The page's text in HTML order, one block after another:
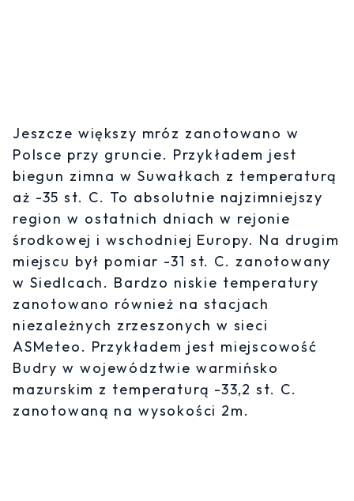
Jeszcze większy mróz zanotowano w
Polsce przy gruncie. Przykładem jest
biegun zimna w Suwałkach z temperaturą
aż -35 st. C. To absolutnie najzimniejszy
region w ostatnich dniach w rejonie
środkowej i wschodniej Europy. Na drugim
miejscu był pomiar -31 st. C. zanotowany
w Siedlcach. Bardzo niskie temperatury
zanotowano również na stacjach
niezależnych zrzeszonych w sieci
ASMeteo. Przykładem jest miejscowość
Budry w województwie warmińsko
mazurskim z temperaturą -33,2 st. C.
zanotowaną na wysokości 2m.